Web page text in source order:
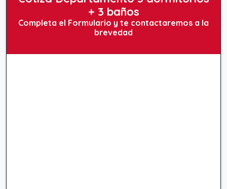
+ 3 baños
Completa el Formulario y te contactaremos a la
brevedad